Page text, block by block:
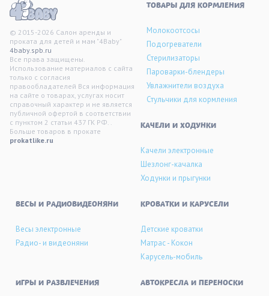
© 2015-2026 Салон аренды и
проката для детей и мам "4Baby"
4baby.spb.ru
Все права защищены.
Использование материалов с сайта
только с согласия
правообладателей Вся информация
на сайте о товарах, услугах носит
справочный характер и не является
публичной офертой в соответствии
с пунктом 2 статьи 437 ГК РФ. .
Больше товаров в прокате
prokatlike.ru
ТОВАРЫ ДЛЯ КОРМЛЕНИЯ
Молокоотсосы
Подогреватели
Стерилизаторы
Пароварки-блендеры
Увлажнители воздуха
Стульчики для кормления
KАЧЕЛИ И ХОДУНКИ
Качели электронные
Шезлонг-качалка
Ходунки и прыгунки
ВЕСЫ И РАДИОВИДЕОНЯНИ
Весы электронные
Радио- и видеоняни
КРОВАТКИ И КАРУСЕЛИ
Детские кроватки
Матрас - Кокон
Карусель-мобиль
ИГРЫ И РАЗВЛЕЧЕНИЯ АВТОКРЕСЛА И ПЕРЕНОСКИ